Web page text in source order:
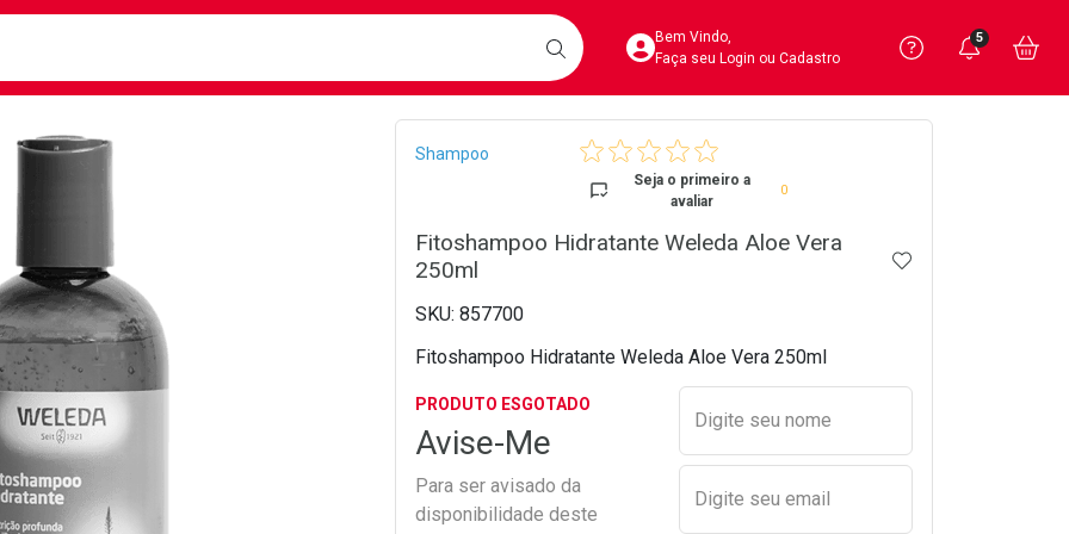
BUSCARAcesse sua Conta
Bem Vindo,
Faça seu Login ou Cadastro
Precisa
Ver Recursos
Você
5
Breadcrumb
Shampoo
Seja o primeiro a
avaliar
0
Fitoshampoo Hidratante Weleda Aloe Vera
250ml
ADICIONAR AOS
857700
Fitoshampoo Hidratante Weleda Aloe Vera 250ml
PRODUTO ESGOTADO
Avise-Me
Para ser avisado da
disponibilidade deste
Preencher nome e email
Digite seu nome
Digite seu email